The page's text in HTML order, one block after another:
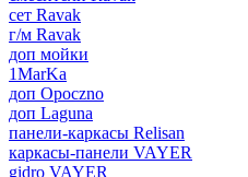
сет Ravak
г/м Ravak
доп мойки
1MarKa
доп Opoczno
доп Laguna
панели-каркасы Relisan
каркасы-панели VAYER
gidro VAYER